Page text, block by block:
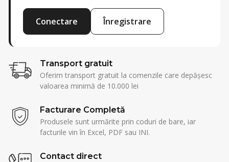
Conectare Înregistrare
Transport gratuit
Oferim transport gratuit la comenzile care depășesc
valoarea minimă de 10.000 lei
Facturare Completă
Produsele sunt urmărite prin coduri de bare, iar
facturile vin în Excel, PDF sau INI.
Contact direct